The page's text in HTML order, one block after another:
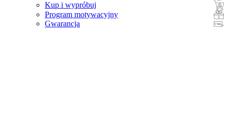
Kup i wypróbuj
Program motywacyjny
Gwarancja